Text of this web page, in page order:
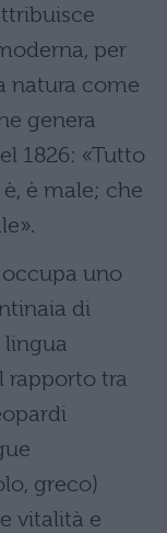
per
natura come
genera
1826: «Tutto
è male; che
occupa uno
di
lingua
rapporto tra
greco)
vitalità e